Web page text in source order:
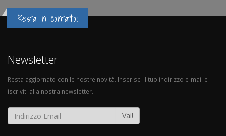
Resta in contatto!
Newsletter
Resta aggiornato con le nostre novità. Inserisci il tuo indirizzo e-mail e
iscriviti alla nostra newsletter.
Vai!